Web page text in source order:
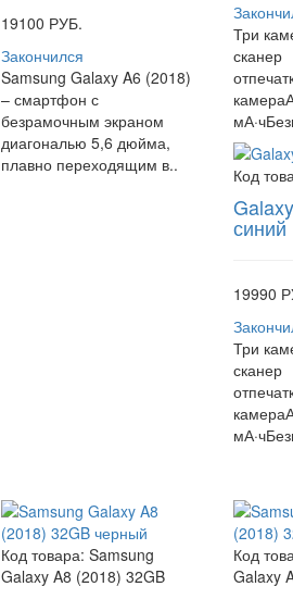
19100 РУБ.
Закончился
Samsung Galaxy A6 (2018)
– смартфон с
безрамочным экраном
диагональю 5,6 дюйма,
плавно переходящим в..
Три
сканер
Код
синий
19990
Три
сканер
Код товара: Samsung
Galaxy A8 (2018) 32GB
Код
Galaxy